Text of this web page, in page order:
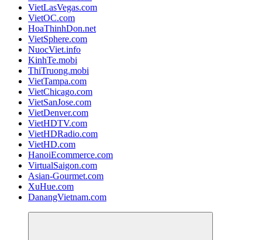
VietLasVegas.com
VietOC.com
HoaThinhDon.net
VietSphere.com
NuocViet.info
KinhTe.mobi
ThiTruong.mobi
VietTampa.com
VietChicago.com
VietSanJose.com
VietDenver.com
VietHDTV.com
VietHDRadio.com
VietHD.com
HanoiEcommerce.com
VirtualSaigon.com
Asian-Gourmet.com
XuHue.com
DanangVietnam.com